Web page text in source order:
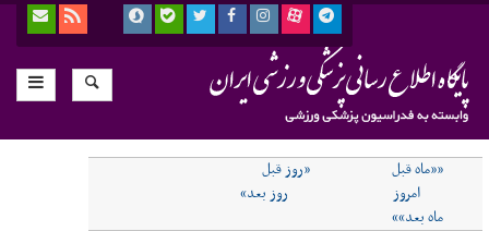
««ماه قبل
«روز قبل
امروز
روز بعد»
ماه بعد»»